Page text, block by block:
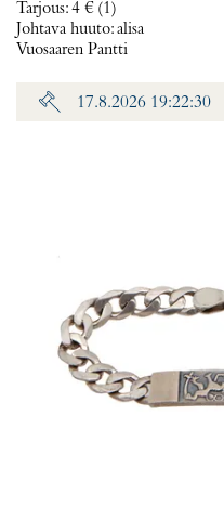
Tarjous:4 € (1)
Johtava huuto:alisa
Vuosaaren Pantti
17.8.2026 19:22:30